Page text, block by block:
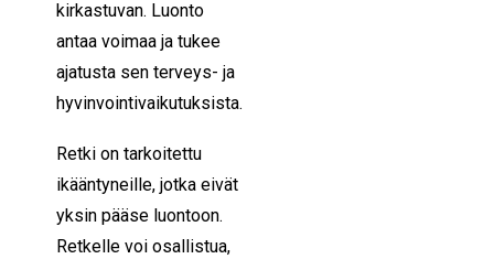
kirkastuvan. Luonto
antaa voimaa ja tukee
ajatusta sen terveys- ja
hyvinvointivaikutuksista.
Retki on tarkoitettu
ikääntyneille, jotka eivät
yksin pääse luontoon.
Retkelle voi osallistua,